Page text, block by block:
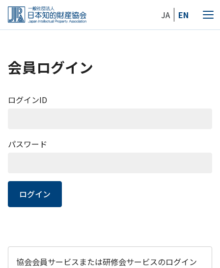
Skip
the
JA EN
メ
会員ログイン
ログインID
パスワード
ログイン
協会会員サービスまたは研修会サービスのログイン